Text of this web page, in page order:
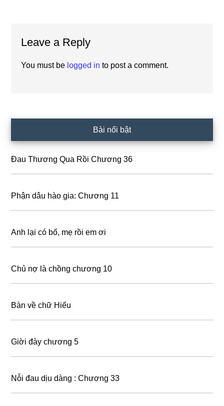
Interactions
Leave a Reply
You must be logged in to post a comment.
Sidebar
Bài nổi bật
Đau Thương Qua Rồi Chương 36
Phận dâu hào gia: Chương 11
Anh lại có bố, mẹ rồi em ơi
Chủ nợ là chồng chương 10
Bàn về chữ Hiếu
Giời đày chương 5
Nỗi đau dịu dàng : Chương 33